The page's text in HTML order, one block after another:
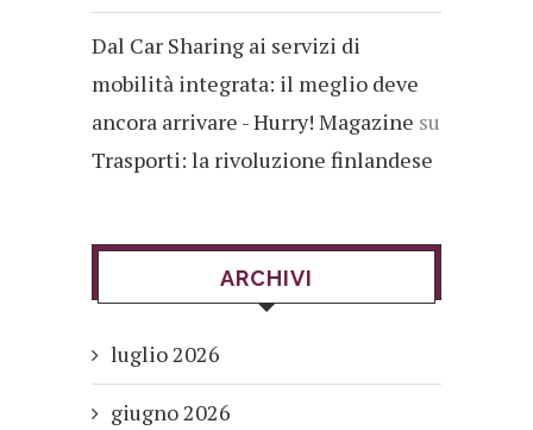
Dal Car Sharing ai servizi di
mobilità integrata: il meglio deve
ancora arrivare - Hurry! Magazine su
Trasporti: la rivoluzione finlandese
ARCHIVI
luglio 2026
giugno 2026